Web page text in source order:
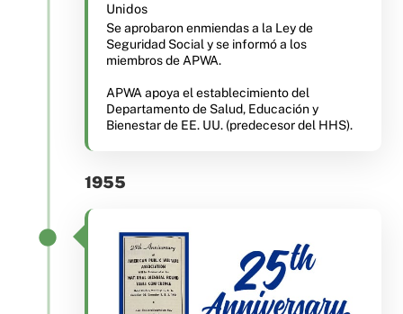
Unidos
Se aprobaron enmiendas a la Ley de
Seguridad Social y se informó a los
miembros de APWA.
APWA apoya el establecimiento del
Departamento de Salud, Educación y
Bienestar de EE. UU. (predecesor del HHS).
1955